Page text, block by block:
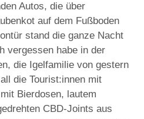
Autos, die über
auf dem Fußboden
stand die ganze Nacht
vergessen habe in der
die Igelfamilie von gestern
die Tourist:innen mit
Bierdosen, lautem
CBD-Joints aus